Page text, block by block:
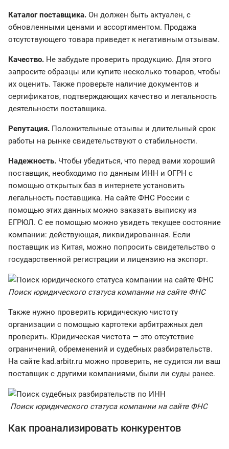
Каталог поставщика. Он должен быть актуален, с
обновленными ценами и ассортиментом. Продажа
отсутствующего товара приведет к негативным отзывам.
Качество. Не забудьте проверить продукцию. Для этого
запросите образцы или купите несколько товаров, чтобы
их оценить. Также проверьте наличие документов и
сертификатов, подтверждающих качество и легальность
деятельности поставщика.
Репутация. Положительные отзывы и длительный срок
работы на рынке свидетельствуют о стабильности.
Надежность. Чтобы убедиться, что перед вами хороший
поставщик, необходимо по данным ИНН и ОГРН с
помощью открытых баз в интернете установить
легальность поставщика. На сайте ФНС России с
помощью этих данных можно заказать выписку из
ЕГРЮЛ. С ее помощью можно увидеть текущее состояние
компании: действующая, ликвидированная. Если
поставщик из Китая, можно попросить свидетельство о
государственной регистрации и лицензию на экспорт.
Поиск юридического статуса компании на сайте ФНС
Также нужно проверить юридическую чистоту
организации с помощью картотеки арбитражных дел
проверить. Юридическая чистота — это отсутствие
ограничений, обременений и судебных разбирательств.
На сайте kad.arbitr.ru можно проверить, не судится ли ваш
поставщик с другими компаниями, были ли суды ранее.
Поиск юридического статуса компании на сайте ФНС
Как проанализировать конкурентов